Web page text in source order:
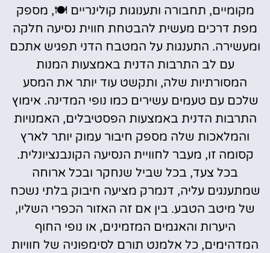
מקומיים, תחבורה ותענוגות קולינריים 🍽️, מספק
מפת דרכים מעשית להבטחת חווית נסיעה חלקה
ומעשירה. התענגות על המטבח הדני תפגיש אתכם
עם לב התרבות הדנית באמצעות המנות
המסורתיות שלה, ותקשט עוד יותר את המסע
שלכם עם טעמים עשירים כמו נופי המדינה. אימוץ
התרבות הדנית באמצעות הפסטיבלים, האמנויות
והמלאכות שלה מספק חיבור עמוק יותר לארץ
קסומה זו, מעבר לחוויית הנסיעה הקונבנציונלית.
בכל צעד, בכל שביל שנחקר ובכל ארוחה
שמתענגים עליה, דנמרק מציעה חיבוק בלתי נשכח
של מיטב הטבע. בין אם זה האזור הכפרי השליו,
היערות והאגמים המזמינים, או נופי החוף
המדהימים, כל אלמנט תורם לסימפוניה של חוויות